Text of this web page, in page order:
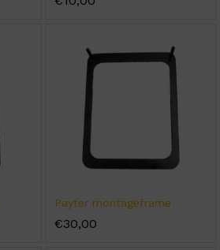
Payter montageframe
€30,00